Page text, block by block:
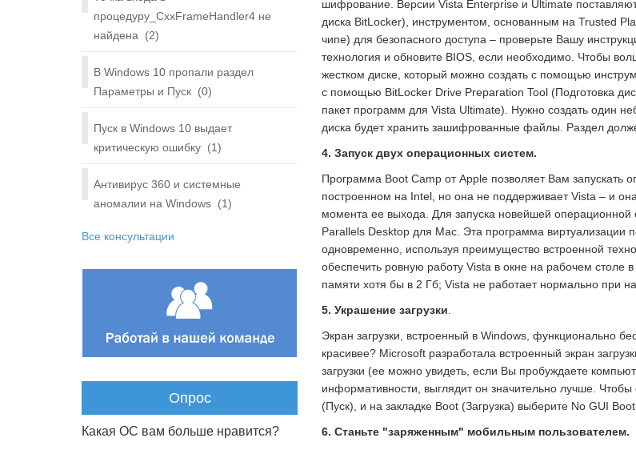
шифрование. Версии Vista Enterprise и Ultimate
диска BitLocker), инструментом, основанным на Trusted
чипе) для безопасного доступа – проверьте Вашу
технология и обновите BIOS, если необходимо. Чтобы
жестком диске, который можно создать с помощью
с помощью BitLocker Drive Preparation Tool (Подготовка
пакет программ для Vista Ultimate). Нужно создать один
диска будет хранить зашифрованные файлы. Раздел
4. Запуск двух операционных систем.
Программа Boot Camp от Apple позволяет Вам запускать
построенном на Intel, но она не поддерживает Vista – и
момента ее выхода. Для запуска новейшей
Parallels Desktop для Mac. Эта программа виртуализации
одновременно, используя преимущество встроенной
обеспечить ровную работу Vista в окне на рабочем столе
памяти хотя бы в 2 Гб; Vista не работает нормально при
5. Украшение загрузки
Экран загрузки, встроенный в Windows, функционально
красивее? Microsoft разработала встроенный экран
загрузки (ее можно увидеть, если Вы пробуждаете
информативности, выглядит он значительно лучше. Чтобы
(Пуск), и на закладке Boot (Загрузка) выберите No GUI Boot
6. Станьте "заряженным" мобильным пользователем.
процедуру_CxxFrameHandler4 не
найдена
(2)
В Windows 10 пропали раздел
Параметры и Пуск (0)
Пуск в Windows 10 выдает
критическую ошибку (1)
Антивирус 360 и системные
аномалии на Windows (1)
Все консультации
Опрос
Какая ОС вам больше нравится?